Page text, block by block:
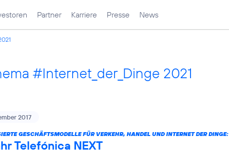
Partner Karriere Presse News
#Internet_der_Dinge 2021
2017
GESCHÄFTSMODELLE FÜR VERKEHR, HANDEL UND INTERNET DER DINGE:
Telefónica NEXT